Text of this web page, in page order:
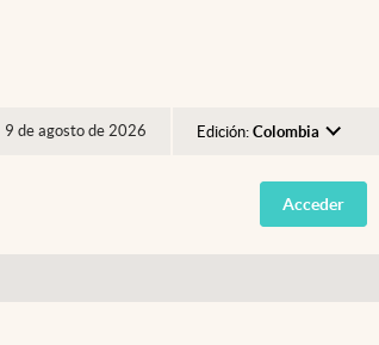
9 de agosto de 2026 Edición: Colombia
Argentina
España
Acceder